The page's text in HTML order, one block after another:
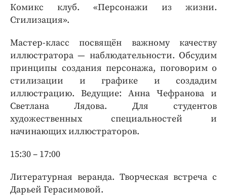
Комикс клуб. «Персонажи из жизни.
Стилизация».
Мастер-класс посвящён важному качеству
иллюстратора — наблюдательности. Обсудим
принципы создания персонажа, поговорим о
стилизации и графике и создадим
иллюстрацию. Ведущие: Анна Чефранова и
Светлана Лядова. Для студентов
художественных специальностей и
начинающих иллюстраторов.
15:30 – 17:00
Литературная веранда. Творческая встреча с
Дарьей Герасимовой.